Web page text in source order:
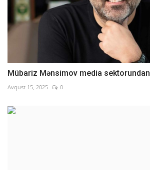
Mübariz Mənsimov media sektorundan
Avqust 15, 2025 0